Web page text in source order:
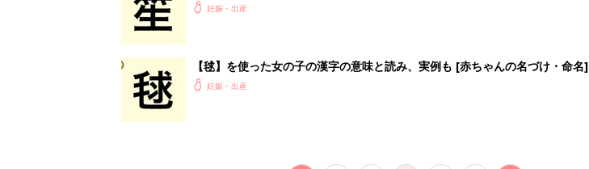
妊娠・出産
【毬】を使った女の子の漢字の意味と読み、実例も [赤ちゃんの名づけ・命名]
妊娠・出産